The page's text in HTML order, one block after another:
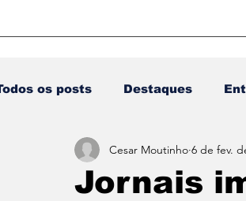
os posts Destaques
DESTAQUE 1
Jornais
Cesar Moutinho 6 de fev.